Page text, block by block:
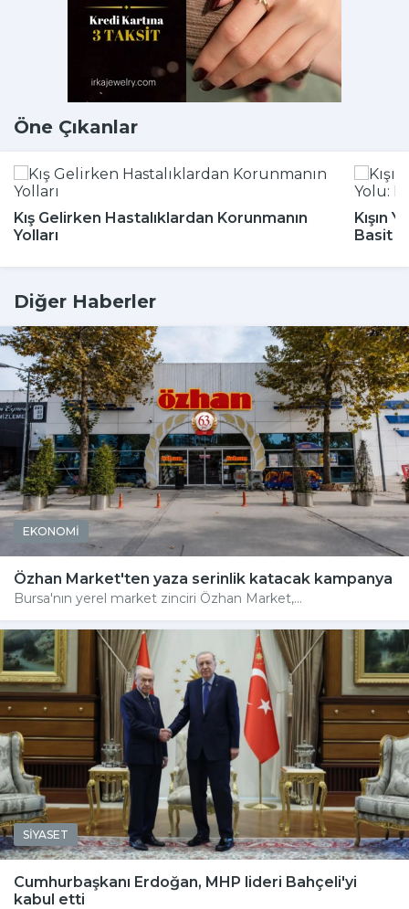
Öne Çıkanlar
Kış Gelirken Hastalıklardan Korunmanın
Yolları
Kışın
Basit
Diğer Haberler
EKONOMİ
Özhan Market'ten yaza serinlik katacak kampanya
Bursa'nın yerel market zinciri Özhan Market,...
SİYASET
Cumhurbaşkanı Erdoğan, MHP lideri Bahçeli'yi
kabul etti